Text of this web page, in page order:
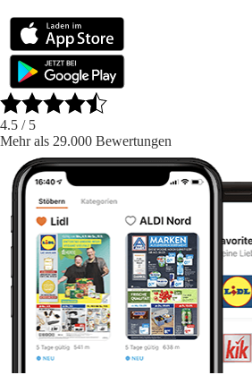
4.5 / 5
Mehr als 29.000 Bewertungen